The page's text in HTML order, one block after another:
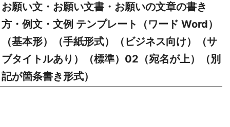
お願い文・お願い文書・お願いの文章の書き
方・例文・文例 テンプレート（ワード Word）
（基本形）（手紙形式）（ビジネス向け）（サ
ブタイトルあり）（標準）02（宛名が上）（別
記が箇条書き形式）